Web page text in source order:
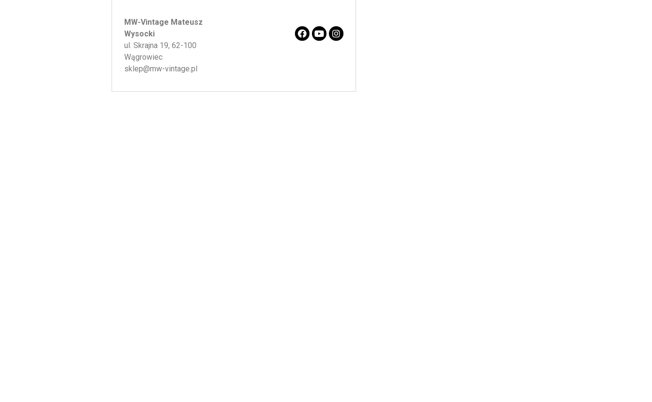
MW-Vintage Mateusz
Wysocki
ul. Skrajna 19, 62-100
Wągrowiec
sklep@mw-vintage.pl